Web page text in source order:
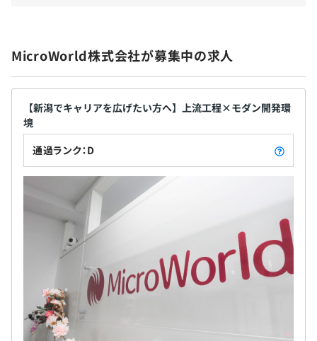
ウォーターフォール、アジャイル、スクラム
Docker、AWS CloudFormation、Amazon ECS
Amazon Redshift
3カ月（待遇の変更はありません）
MicroWorld株式会社が募集中の求人
【新潟でキャリアを広げたい方へ】上流工程×モダン開発環
境
通過ランク：D